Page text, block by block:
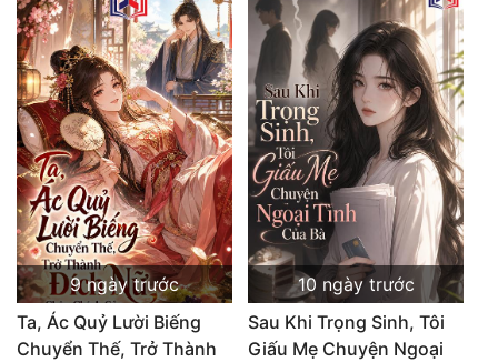
Tu Tiên
Tội Phạm
Vô Địch
Võ Hiệp
Võng Du
Xuyên Không
Xuyên Nhanh
Xuyên Sách
9 ngày trước
Ta, Ác Quỷ Lười Biếng
Chuyển Thế, Trở Thành
10 ngày trước
Sau Khi Trọng Sinh, Tôi
Giấu Mẹ Chuyện Ngoại